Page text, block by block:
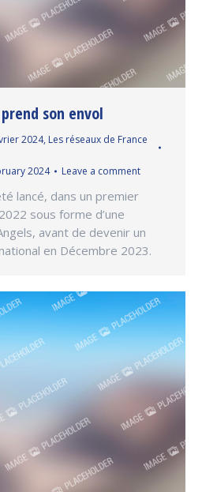
son envol
2024, Les réseaux de France
2024 Leave a comment
lancé, dans un premier
sous forme d’une
avant de devenir un
en Décembre 2023.